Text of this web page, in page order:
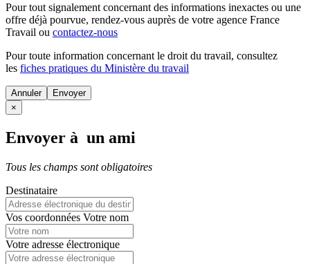
Pour tout signalement concernant des informations inexactes ou une
offre déjà pourvue, rendez-vous auprès de votre agence France
Travail ou contactez-nous
Pour toute information concernant le droit du travail, consultez
les fiches pratiques du Ministère du travail
Annuler
×
Envoyer à un ami
Tous les champs sont obligatoires
Destinataire
Vos coordonnées Votre nom
Votre adresse électronique